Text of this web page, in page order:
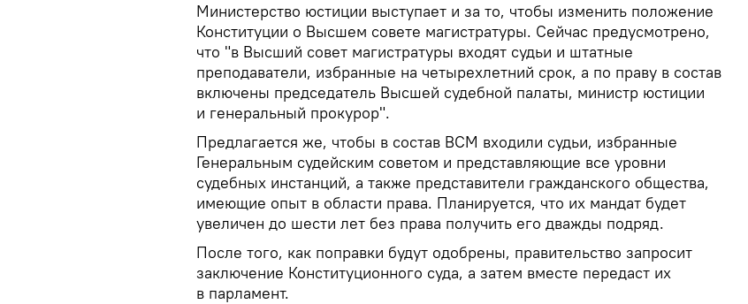
Министерство юстиции выступает и за то, чтобы изменить положение
Конституции о Высшем совете магистратуры. Сейчас предусмотрено,
что "в Высший совет магистратуры входят судьи и штатные
преподаватели, избранные на четырехлетний срок, а по праву в состав
включены председатель Высшей судебной палаты, министр юстиции
и генеральный прокурор".
Предлагается же, чтобы в состав ВСМ входили судьи, избранные
Генеральным судейским советом и представляющие все уровни
судебных инстанций, а также представители гражданского общества,
имеющие опыт в области права. Планируется, что их мандат будет
увеличен до шести лет без права получить его дважды подряд.
После того, как поправки будут одобрены, правительство запросит
заключение Конституционного суда, а затем вместе передаст их
в парламент.